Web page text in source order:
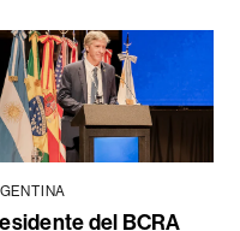
del BCRA